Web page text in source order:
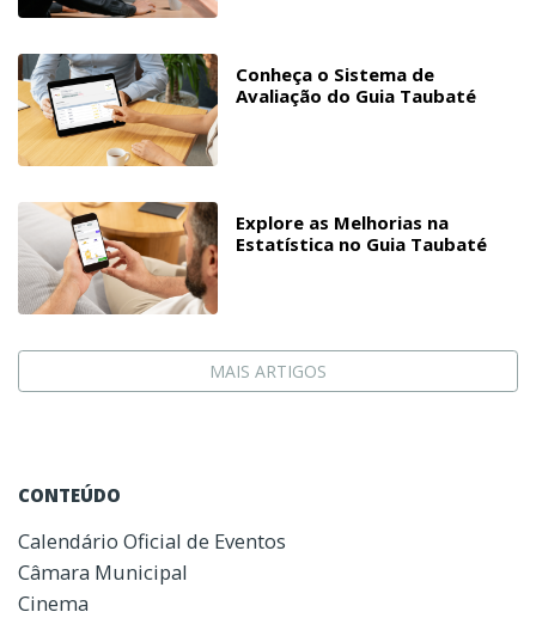
Conheça o Sistema de
Avaliação do Guia Taubaté
Explore as Melhorias na
Estatística no Guia Taubaté
MAIS ARTIGOS
CONTEÚDO
Calendário Oficial de Eventos
Câmara Municipal
Cinema